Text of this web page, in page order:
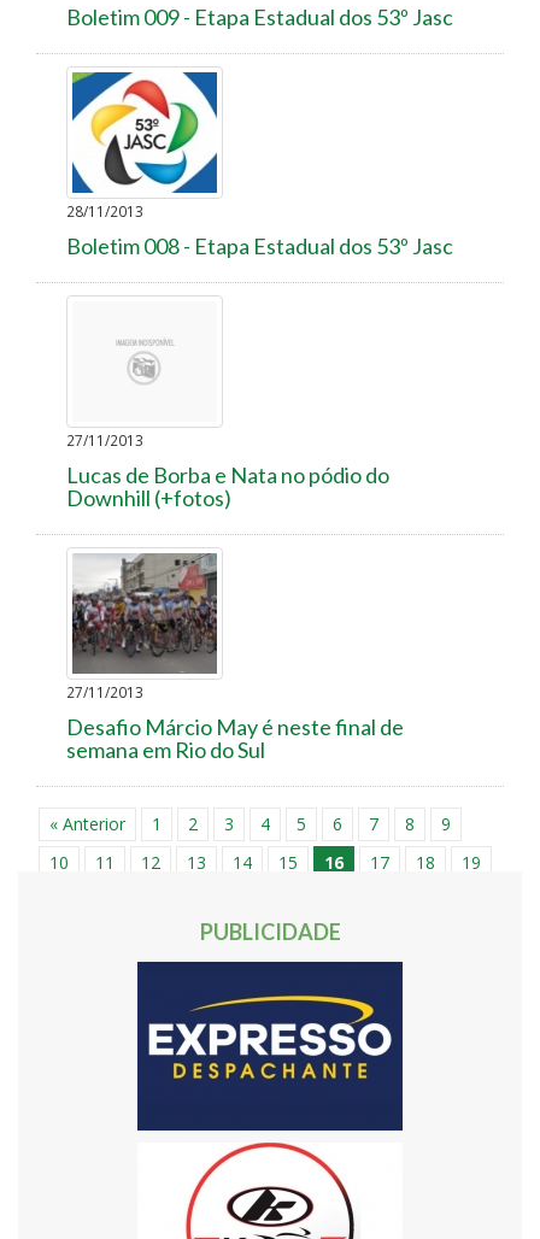
Boletim 009 - Etapa Estadual dos 53º Jasc
28/11/2013
Boletim 008 - Etapa Estadual dos 53º Jasc
27/11/2013
Lucas de Borba e Nata no pódio do
Downhill (+fotos)
27/11/2013
Desafio Márcio May é neste final de
semana em Rio do Sul
« Anterior 1 2 3 4 5 6 7 8
9
10
11 12 13 14 15 16 17 18
19
PUBLICIDADE